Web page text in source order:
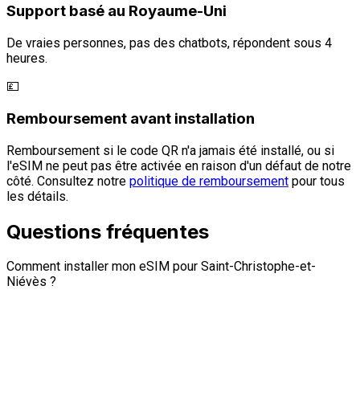
Support basé au Royaume-Uni
De vraies personnes, pas des chatbots, répondent sous 4
heures.
💷
Remboursement avant installation
Remboursement si le code QR n'a jamais été installé, ou si
l'eSIM ne peut pas être activée en raison d'un défaut de notre
côté. Consultez notre politique de remboursement pour tous
les détails.
Questions fréquentes
Comment installer mon eSIM pour Saint-Christophe-et-
Niévès ?